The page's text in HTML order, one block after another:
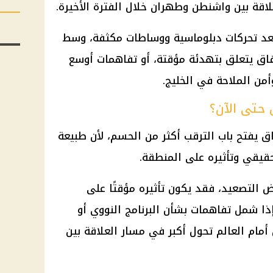
بين واشنطن وطهران خلال الفترة الأخيرة.
تحركات دبلوماسية ووساطات مكثفة، وسط
يتعلق بتهدئة مؤقتة، أو تفاهمات أوسع
الملاحة في الخليج.
حتى الآن؟
يفتح باب الترقب أكثر من الحسم، لأن طبيعة
وتأثيره على المنطقة.
التصعيد، فقد يكون تأثيره مؤقتًا على
شمل تفاهمات بشأن البرنامج النووي أو
العالم تحول أكبر في مسار العلاقة بين